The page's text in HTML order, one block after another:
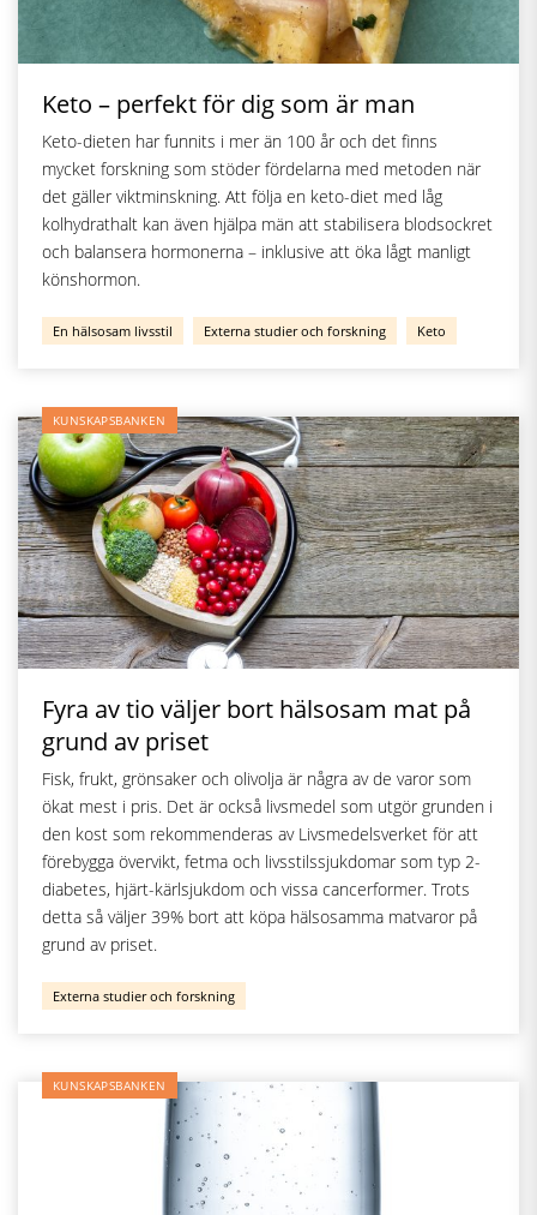
Keto – perfekt för dig som är man
Keto-dieten har funnits i mer än 100 år och det finns
mycket forskning som stöder fördelarna med metoden när
det gäller viktminskning. Att följa en keto-diet med låg
kolhydrathalt kan även hjälpa män att stabilisera blodsockret
och balansera hormonerna – inklusive att öka lågt manligt
könshormon.
En hälsosam livsstil Externa studier och forskning Keto
KUNSKAPSBANKEN
Fyra av tio väljer bort hälsosam mat på
grund av priset
Fisk, frukt, grönsaker och olivolja är några av de varor som
ökat mest i pris. Det är också livsmedel som utgör grunden i
den kost som rekommenderas av Livsmedelsverket för att
förebygga övervikt, fetma och livsstilssjukdomar som typ 2-
diabetes, hjärt-kärlsjukdom och vissa cancerformer. Trots
detta så väljer 39% bort att köpa hälsosamma matvaror på
grund av priset.
Externa studier och forskning
KUNSKAPSBANKEN